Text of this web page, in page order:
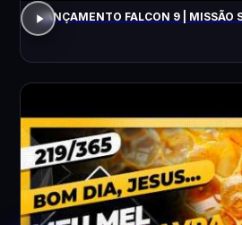
LANÇAMENTO FALCON 9 | MISSÃO